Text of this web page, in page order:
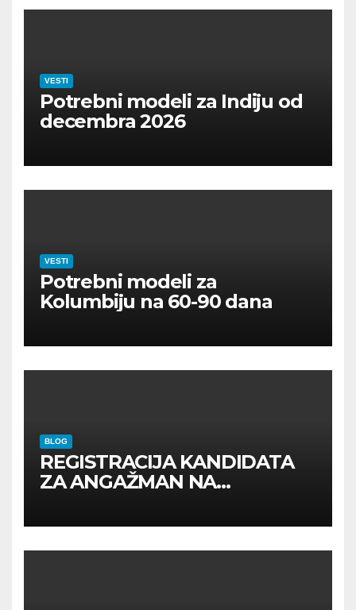
VESTI
Potrebni modeli za Indiju od
decembra 2026
VESTI
Potrebni modeli za
Kolumbiju na 60-90 dana
BLOG
REGISTRACIJA KANDIDATA
ZA ANGAŽMAN NA